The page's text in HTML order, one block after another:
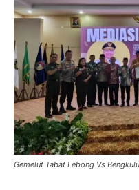
Gemelut Tabat Lebong Vs